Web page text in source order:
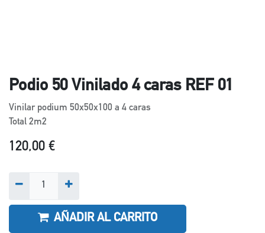
Podio 50 Vinilado 4 caras REF 01
Vinilar podium 50x50x100 a 4 caras
Total 2m2
120,00 €
AÑADIR AL CARRITO